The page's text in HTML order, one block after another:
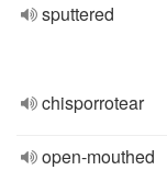
sputtered
chisporrotear
open-mouthed